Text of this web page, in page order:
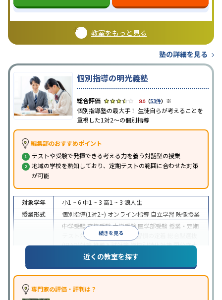
教室をもっと見る
塾の詳細を見る
個別指導の明光義塾
3.6（53件） ※
個別指導塾の最大手！ 生徒自らが考えることを
重視した1対2〜の個別指導
編集部のおすすめポイント
テストや受験で発揮できる考える力を養う対話型の授業
地域の学校を熟知しており、定期テストの範囲に合わせた対策
が可能
続きを見る
対象学年 小1 ~ 6 中1 ~ 3 高1 ~ 3 浪人生
授業形式
個別指導(1対2~) オンライン指導 自立学習 映像授業
中学受験高校受験大学受験 医学部受験 授業・定期
テスト対策
内申点対策 学習習慣の定着
(旧AO)対策推薦入試対策学校別特化対策国公立大
私大対策共通テスト対策
英語・英会話特化
中高一貫校生に対応
の振替可能 不登校生に対応
近くの教室を探す
専門家の評価・評判は？